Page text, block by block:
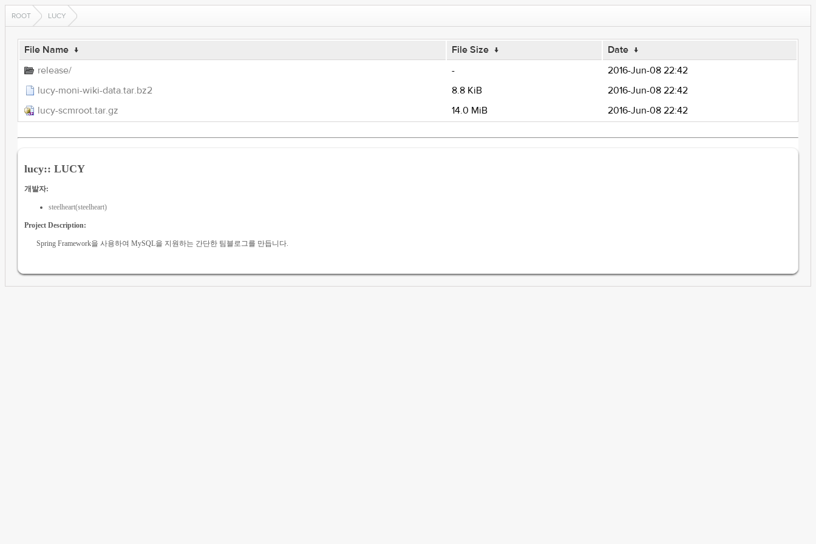
ROOT LUCY
File Name ↓ File Size ↓ Date ↓
release/
-
2016-Jun-08 22:42
lucy-moni-wiki-data.tar.bz2
8.8 KiB
2016-Jun-08 22:42
lucy-scmroot.tar.gz
14.0 MiB 2016-Jun-08 22:42
lucy:: LUCY
개발자:
steelheart(steelheart)
Project Description:
Spring Framework을 사용하여 MySQL을 지원하는 간단한 팀블로그를 만듭니다.